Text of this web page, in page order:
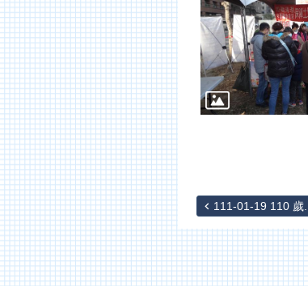
111-01-19 110 歲...